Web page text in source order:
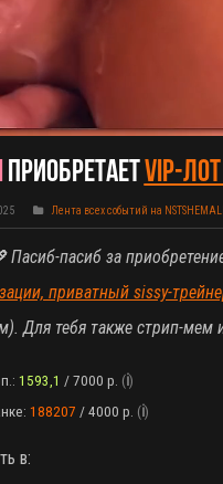
ПриобретаетVIP-
Лента всех событий на
Пасиб-пасиб за
приватный sissy-
. Для тебя также стрип-
1593,1 / 7000 р. (ℹ️)
188207 / 4000 р. (ℹ️)
в: